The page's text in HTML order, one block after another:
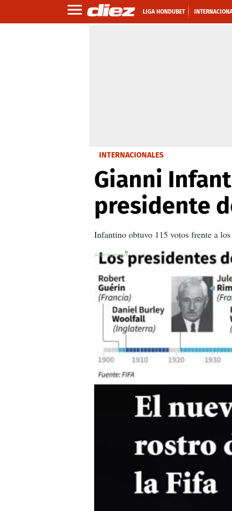
LIGA HONDUBET
INTERNACIONALES
Gianni
presidente
Infantino obtuvo 115 votos frente a
X